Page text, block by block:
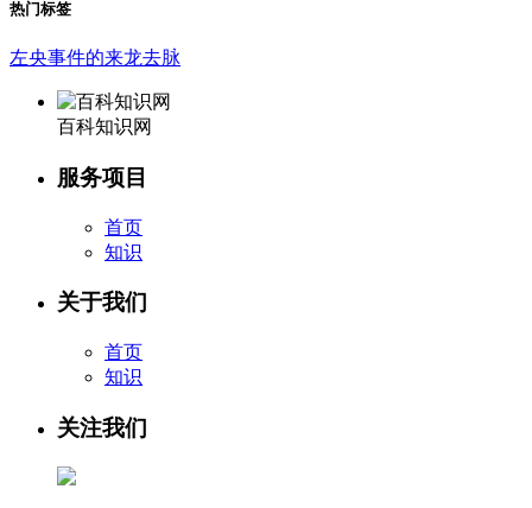
热门标签
左央事件的来龙去脉
百科知识网
服务项目
首页
知识
关于我们
首页
知识
关注我们